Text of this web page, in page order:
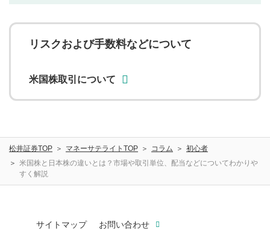
リスクおよび手数料などについて
米国株取引について
松井証券TOP マネーサテライトTOP コラム
初心者
米国株と日本株の違いとは？市場や取引単位、配当などについてわかりや
すく解説
サイトマップ
お問い合わせ